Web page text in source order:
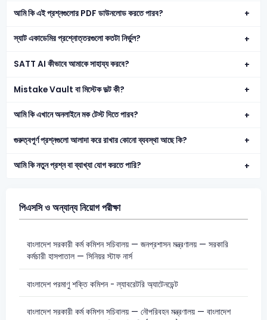
আমি কি এই প্রশ্নগুলোর PDF ডাউনলোড করতে পারব?
স্যাট একাডেমির প্রশ্নোত্তরগুলো কতটা নির্ভুল?
SATT AI কীভাবে আমাকে সাহায্য করবে?
Mistake Vault বা মিস্টেক ভল্ট কী?
আমি কি এখানে অনলাইনে মক টেস্ট দিতে পারব?
গুরুত্বপূর্ণ প্রশ্নগুলো আলাদা করে রাখার কোনো ব্যবস্থা আছে কি?
আমি কি নতুন প্রশ্ন বা ব্যাখ্যা যোগ করতে পারি?
পিএসসি ও অন্যান্য নিয়োগ পরীক্ষা
বাংলাদেশ সরকারী কর্ম কমিশন সচিবালয় — জনপ্রশাসন মন্ত্রণালয় — সরকারি
কর্মচারী হাসপাতাল — সিনিয়র স্টাফ নার্স
বাংলাদেশ পরমাণু শক্তি কমিশন - ল্যাবরেটরি অ্যাটেনডেন্ট
বাংলাদেশ সরকারী কর্ম কমিশন সচিবালয় — নৌপরিবহন মন্ত্রণালয় — বাংলাদেশ